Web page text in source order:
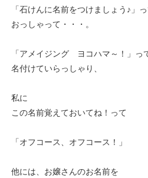
「石けんに名前をつけましょう♪」
おっしゃって・・・。
「アメイジング ヨコハマ～！」っ
名付けていらっしゃり、
私に
この名前覚えておいてね！って
「オフコース、オフコース！」
他には、お嬢さんのお名前を